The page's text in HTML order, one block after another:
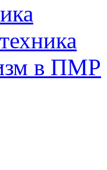
в ПМР